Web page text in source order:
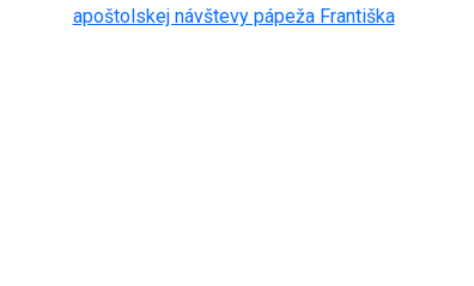
apoštolskej návštevy pápeža Františka